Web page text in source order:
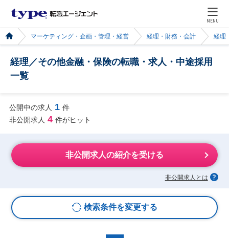
MENU
マーケティング・企画・管理・経営 経理・財務・会計 経理
経理／その他金融・保険の転職・求人・中途採用
一覧
公開中の求人 1 件
非公開求人 4 件がヒット
非公開求人の紹介を受ける
非公開求人とは
検索条件を変更する